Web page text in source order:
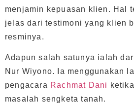
menjamin kepuasan klien. Hal
jelas dari testimoni yang klien
resminya.
Adapun salah satunya ialah
Nur Wiyono. Ia menggunakan
pengacara Rachmat Dani
masalah sengketa tanah.